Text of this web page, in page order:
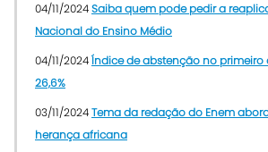
04/11/2024Saiba quem pode pedir a
Nacional do Ensino Médio
04/11/2024Índice de abstenção no primeiro
26,6%
03/11/2024Tema da redação do Enem
herança africana